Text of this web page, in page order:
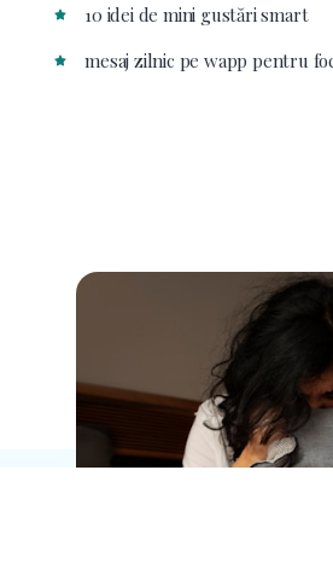
10 idei de mini gustări smart
mesaj zilnic pe wapp pentru